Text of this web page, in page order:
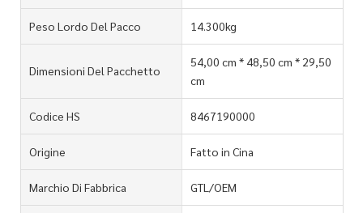
Peso Lordo Del Pacco 14.300kg
Dimensioni Del Pacchetto
54,00 cm * 48,50 cm * 29,50
cm
Codice HS 8467190000
Origine Fatto in Cina
Marchio Di Fabbrica GTL/OEM